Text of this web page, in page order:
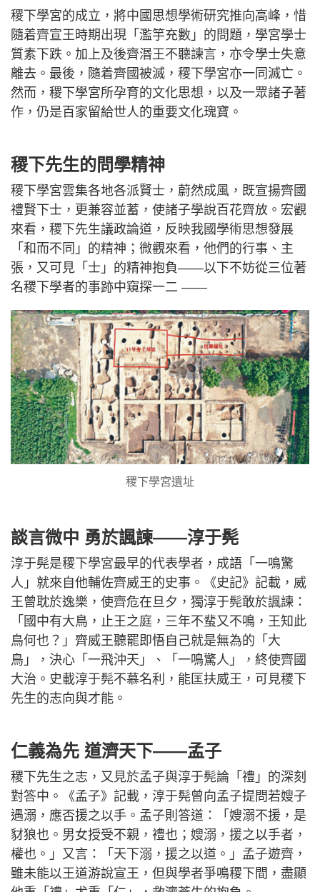
稷下學宮的成立，將中國思想學術研究推向高峰，惜
隨着齊宣王時期出現「濫竽充數」的問題，學宮學士
質素下跌。加上及後齊湣王不聽諫言，亦令學士失意
離去。最後，隨着齊國被滅，稷下學宮亦一同滅亡。
然而，稷下學宮所孕育的文化思想，以及一眾諸子著
作，仍是百家留給世人的重要文化瑰寶。
稷下先生的問學精神
稷下學宮雲集各地各派賢士，蔚然成風，既宣揚齊國
禮賢下士，更兼容並蓄，使諸子學說百花齊放。宏觀
來看，稷下先生議政論道，反映我國學術思想發展
「和而不同」的精神；微觀來看，他們的行事、主
張，又可見「士」的精神抱負——以下不妨從三位著
名稷下學者的事跡中窺探一二 ——
稷下學宮遺址
談言微中 勇於諷諫——淳于髡
淳于髡是稷下學宮最早的代表學者，成語「一鳴驚
人」就來自他輔佐齊威王的史事。《史記》記載，威
王曾耽於逸樂，使齊危在旦夕，獨淳于髡敢於諷諫：
「國中有大鳥，止王之庭，三年不蜚又不鳴，王知此
鳥何也？」齊威王聽罷即悟自己就是無為的「大
鳥」，決心「一飛沖天」、「一鳴驚人」，終使齊國
大治。史載淳于髡不慕名利，能匡扶威王，可見稷下
先生的志向與才能。
仁義為先 道濟天下——孟子
稷下先生之志，又見於孟子與淳于髡論「禮」的深刻
對答中。《孟子》記載，淳于髡曾向孟子提問若嫂子
遇溺，應否援之以手。孟子則答道：「嫂溺不援，是
豺狼也。男女授受不親，禮也；嫂溺，援之以手者，
權也。」又言：「天下溺，援之以道。」孟子遊齊，
雖未能以王道游說宣王，但與學者爭鳴稷下間，盡顯